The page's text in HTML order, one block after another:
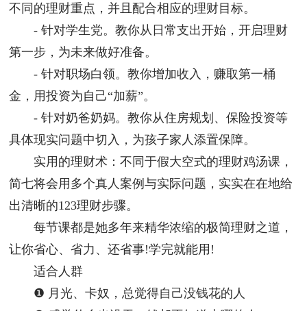
不同的理财重点，并且配合相应的理财目标。
- 针对学生党。教你从日常支出开始，开启理财
第一步，为未来做好准备。
- 针对职场白领。教你增加收入，赚取第一桶
金，用投资为自己“加薪”。
- 针对奶爸奶妈。教你从住房规划、保险投资等
具体现实问题中切入，为孩子家人添置保障。
实用的理财术：不同于假大空式的理财鸡汤课，
简七将会用多个真人案例与实际问题，实实在在地给
出清晰的123理财步骤。
每节课都是她多年来精华浓缩的极简理财之道，
让你省心、省力、还省事!学完就能用!
适合人群
❶ 月光、卡奴，总觉得自己没钱花的人